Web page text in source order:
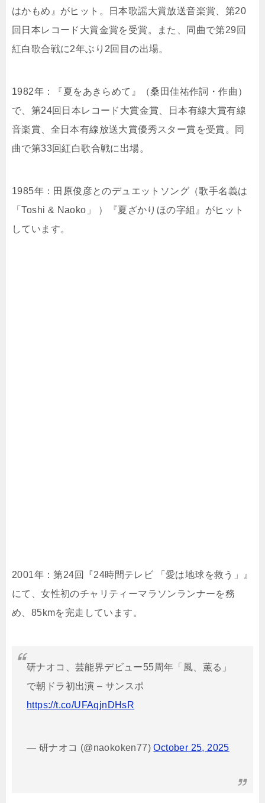
はかもめ』がヒット。日本歌謡大賞放送音楽賞、第20
回日本レコード大賞金賞を受賞。また、同曲で第29回
紅白歌合戦に2年ぶり2回目の出場。
1982年：『夏をあきらめて』（桑田佳祐作詞・作曲）
で、第24回日本レコード大賞金賞、日本有線大賞有線
音楽賞、全日本有線放送大賞優秀スター賞を受賞。同
曲で第33回紅白歌合戦に出場。
1985年：田原俊彦とのデュエットソング（歌手名義は
「Toshi & Naoko」 ）『夏ざかりほの字組』がヒット
しています。
2001年：第24回『24時間テレビ 「愛は地球を救う」』
にて、女性初のチャリティーマラソンランナーを務
め、85kmを完走しています。
研ナオコ、芸能界デビュー55周年「風、薫る」
で朝ドラ初出演 – サンスポ
https://t.co/UFAqjnDHsR
— 研ナオコ (@naokoken77)October 25, 2025